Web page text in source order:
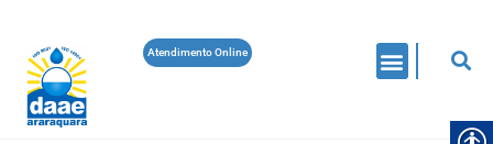
Atendimento Online